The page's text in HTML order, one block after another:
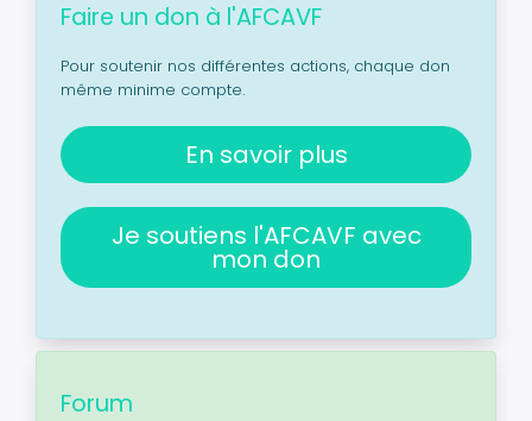
Faire un don à l'AFCAVF
Pour soutenir nos différentes actions, chaque don
même minime compte.
En savoir plus
Je soutiens l'AFCAVF avec
mon don
Forum